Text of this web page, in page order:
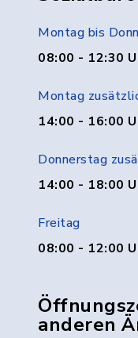
Montag bis
08:00 - 12:30
Montag
14:00 - 16:00
Donnerstag
14:00 - 18:00
Freitag
08:00 - 12:00
anderen